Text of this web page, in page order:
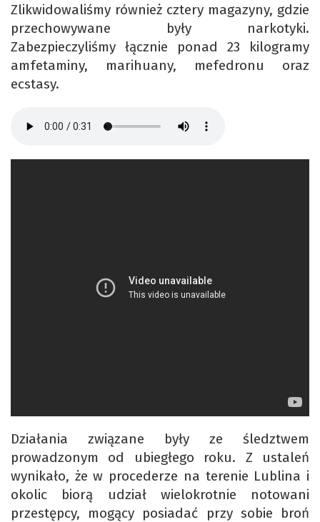
Zlikwidowaliśmy również cztery magazyny, gdzie
przechowywane były narkotyki.
Zabezpieczyliśmy łącznie ponad 23 kilogramy
amfetaminy, marihuany, mefedronu oraz
ecstasy.
Działania związane były ze śledztwem
prowadzonym od ubiegłego roku. Z ustaleń
wynikało, że w procederze na terenie Lublina i
okolic biorą udział wielokrotnie notowani
przestępcy, mogący posiadać przy sobie broń